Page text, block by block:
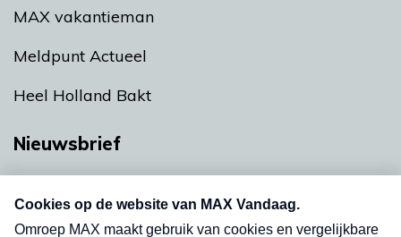
MAX vakantieman
Meldpunt Actueel
Heel Holland Bakt
Nieuwsbrief
nieuwsbrief. Elke vrijdag- en dinsdagochtend in
uw mailbox.